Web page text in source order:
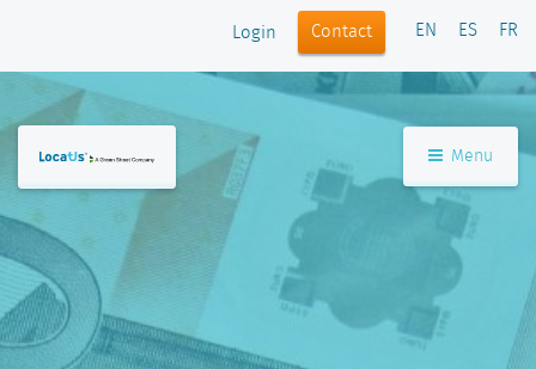
Login Contact EN ES FR
Menu